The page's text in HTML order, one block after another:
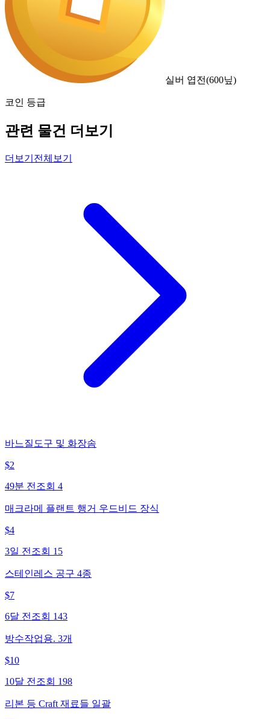
실버 엽전(600닢)
코인 등급
관련 물건 더보기
더보기 전체보기
바느질도구 및 화장솜
$2
49분 전 조회 4
매크라메 플랜트 행거 우드비드 장식
$4
3일 전 조회 15
스테인레스 공구 4종
$7
6달 전 조회 143
방수작업용. 3개
$10
10달 전 조회 198
리본 등 Craft 재료들 일괄